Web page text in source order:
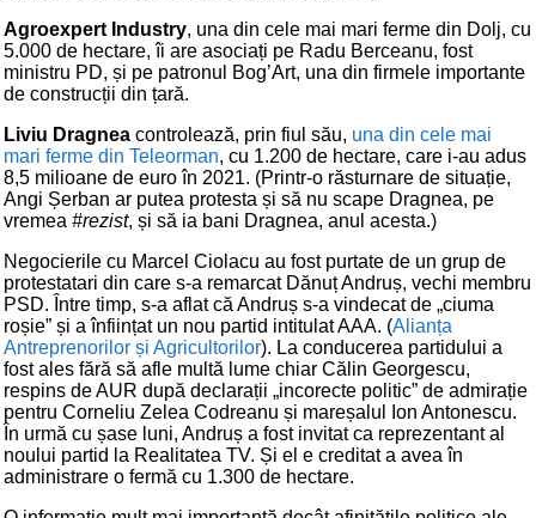
Agroexpert Industry, una din cele mai mari ferme din Dolj, cu
5.000 de hectare, îi are asociați pe Radu Berceanu, fost
ministru PD, și pe patronul Bog’Art, una din firmele importante
de construcții din țară.
Liviu Dragnea controlează, prin fiul său, una din cele mai
mari ferme din Teleorman, cu 1.200 de hectare, care i-au adus
8,5 milioane de euro în 2021. (Printr-o răsturnare de situație,
Angi Șerban ar putea protesta și să nu scape Dragnea, pe
vremea #rezist, și să ia bani Dragnea, anul acesta.)
Negocierile cu Marcel Ciolacu au fost purtate de un grup de
protestatari din care s-a remarcat Dănuț Andruș, vechi membru
PSD. Între timp, s-a aflat că Andruș s-a vindecat de „ciuma
roșie” și a înființat un nou partid intitulat AAA. (Alianța
Antreprenorilor și Agricultorilor). La conducerea partidului a
fost ales fără să afle multă lume chiar Călin Georgescu,
respins de AUR după declarații „incorecte politic” de admirație
pentru Corneliu Zelea Codreanu și mareșalul Ion Antonescu.
În urmă cu șase luni, Andruș a fost invitat ca reprezentant al
noului partid la Realitatea TV. Și el e creditat a avea în
administrare o fermă cu 1.300 de hectare.